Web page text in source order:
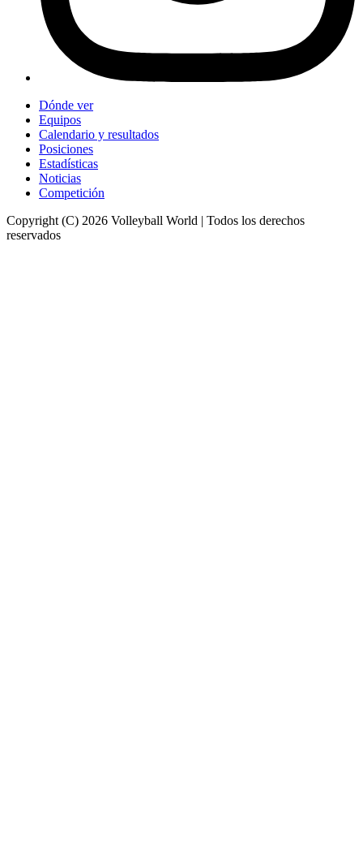
Dónde ver
Equipos
Calendario y resultados
Posiciones
Estadísticas
Noticias
Competición
Copyright (C) 2026 Volleyball World | Todos los derechos
reservados